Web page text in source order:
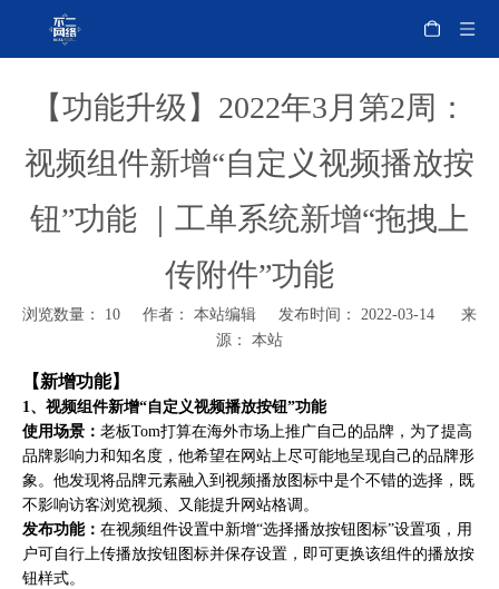
【功能升级】2022年3月第2周：
视频组件新增“自定义视频播放按
钮”功能 ｜工单系统新增“拖拽上
传附件”功能
浏览数量： 10 作者： 本站编辑 发布时间： 2022-03-14 来
源： 本站
【新增功能】
1、视频组件新增“自定义视频播放按钮”功能
使用场景： 老板Tom打算在海外市场上推广自己的品牌，为了提高
品牌影响力和知名度，他希望在网站上尽可能地呈现自己的品牌形
象。他发现将品牌元素融入到视频播放图标中是个不错的选择，既
不影响访客浏览视频、又能提升网站格调。
发布功能： 在视频组件设置中新增“选择播放按钮图标”设置项，用
户可自行上传播放按钮图标并保存设置，即可更换该组件的播放按
钮样式。